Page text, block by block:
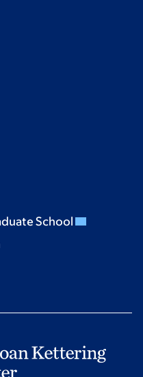
School